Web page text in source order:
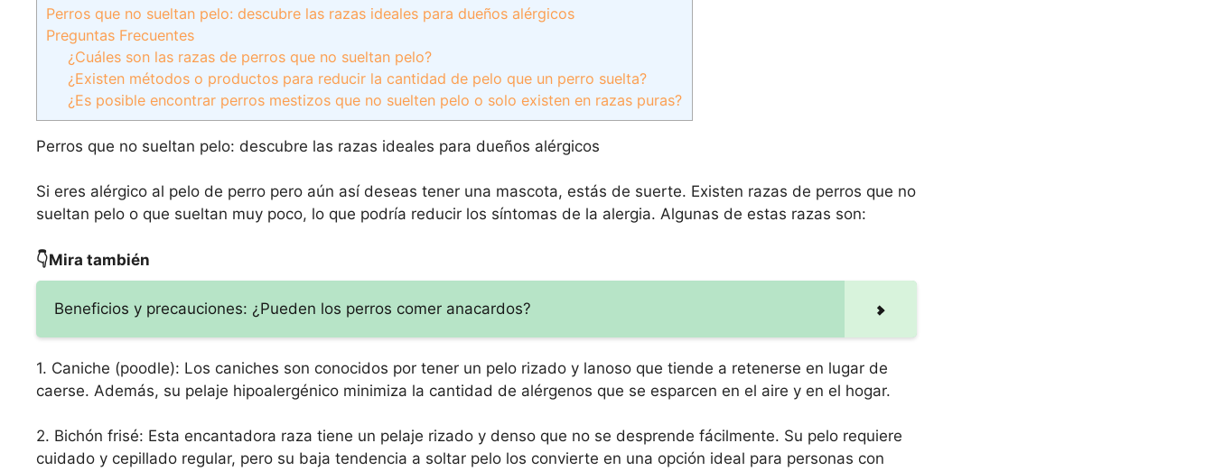
Perros que no sueltan pelo: descubre las razas ideales para dueños alérgicos
Preguntas Frecuentes
¿Cuáles son las razas de perros que no sueltan pelo?
¿Existen métodos o productos para reducir la cantidad de pelo que un perro suelta?
¿Es posible encontrar perros mestizos que no suelten pelo o solo existen en razas puras?
Perros que no sueltan pelo: descubre las razas ideales para dueños alérgicos
Si eres alérgico al pelo de perro pero aún así deseas tener una mascota, estás de suerte. Existen razas de perros que no
sueltan pelo o que sueltan muy poco, lo que podría reducir los síntomas de la alergia. Algunas de estas razas son:
👇Mira también
Beneficios y precauciones: ¿Pueden los perros comer anacardos?
1. Caniche (poodle): Los caniches son conocidos por tener un pelo rizado y lanoso que tiende a retenerse en lugar de
caerse. Además, su pelaje hipoalergénico minimiza la cantidad de alérgenos que se esparcen en el aire y en el hogar.
2. Bichón frisé: Esta encantadora raza tiene un pelaje rizado y denso que no se desprende fácilmente. Su pelo requiere
cuidado y cepillado regular, pero su baja tendencia a soltar pelo los convierte en una opción ideal para personas con